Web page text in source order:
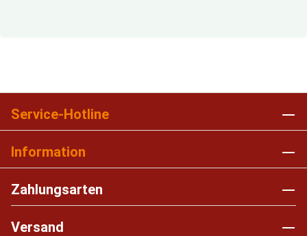
Service-Hotline
Information
Zahlungsarten
Versand